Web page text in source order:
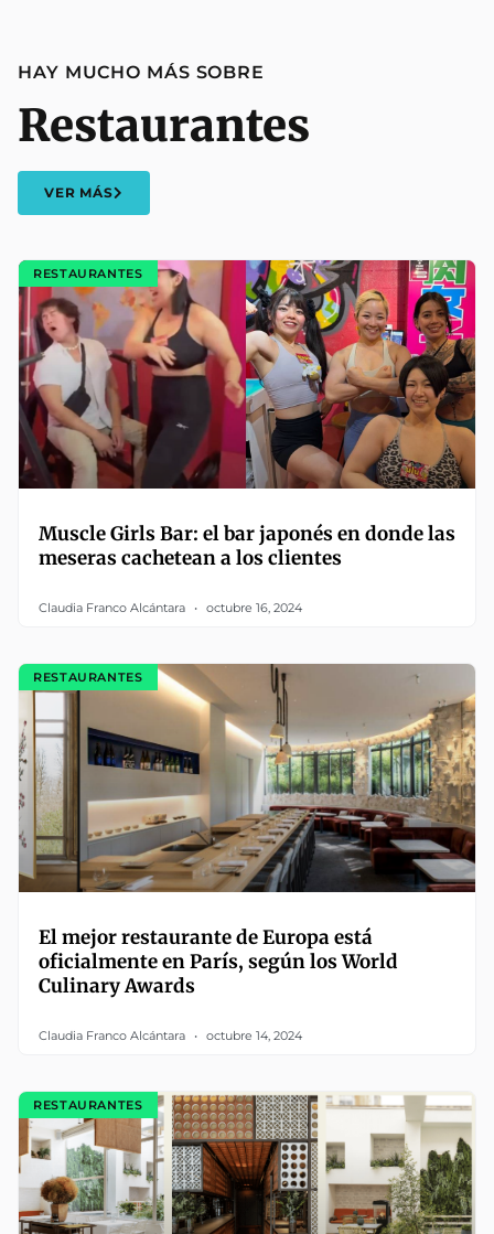
HAY MUCHO MÁS SOBRE
Restaurantes
VER MÁS
RESTAURANTES
Muscle Girls Bar: el bar japonés en donde las
meseras cachetean a los clientes
Claudia Franco Alcántara octubre 16, 2024
RESTAURANTES
El mejor restaurante de Europa está
oficialmente en París, según los World
Culinary Awards
Claudia Franco Alcántara octubre 14, 2024
RESTAURANTES